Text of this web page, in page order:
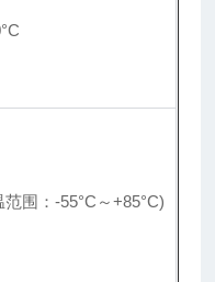
围：-55°C～+85°C)